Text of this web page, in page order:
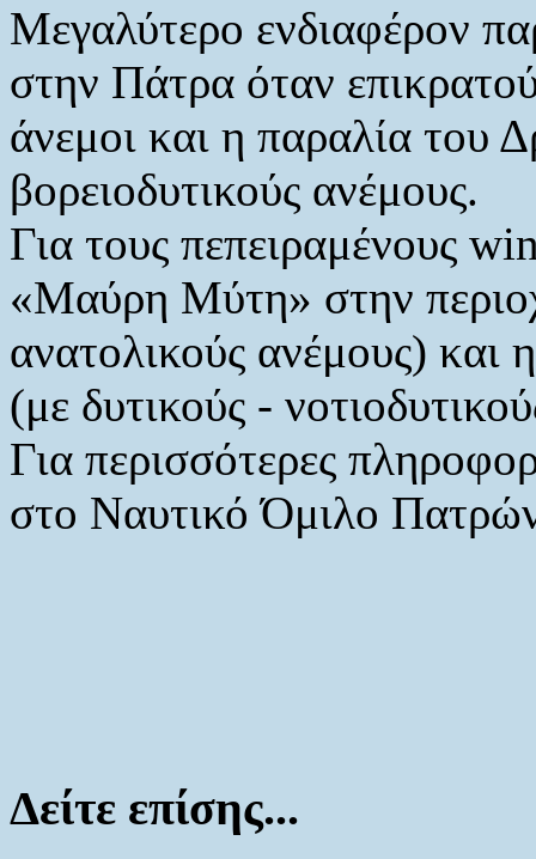
Μεγαλύτερο ενδιαφέρον
στην Πάτρα όταν
άνεμοι και η παραλία του
βορειοδυτικούς ανέμους.
Για τους πεπειραμένους
«Μαύρη Μύτη» στην
ανατολικούς ανέμους) και
(με δυτικούς -
Για περισσότερες
στο Ναυτικό Όμιλο
Δείτε επίσης...